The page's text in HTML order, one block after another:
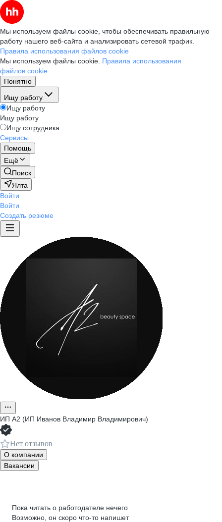
Мы используем файлы cookie, чтобы обеспечивать правильную
работу нашего веб-сайта и анализировать сетевой трафик.
Правила использования файлов cookie
Мы используем файлы cookie. Правила использования
файлов cookie
Понятно
Ищу работу
Ищу работу
Ищу работу
Ищу сотрудника
Сервисы
Помощь
Ещё
Поиск
Ялта
Войти
Войти
Создать резюме
ИП A2 (ИП Иванов Владимир Владимирович)
Нет отзывов
О компании
Вакансии
Пока читать о работодателе нечего
Возможно, он скоро что‑то напишет